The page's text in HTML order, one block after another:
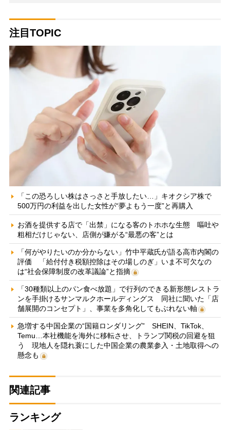
注目TOPIC
「この恐ろしい株はさっさと手放したい…」キオクシア株で
500万円の利益を出した女性が“夢よもう一度”と再購入
お酒を提供する店で「出禁」になる客のトホホな生態 嘔吐や
粗相だけじゃない、店側が嫌がる“最悪の客”とは
「何がやりたいのか分からない」竹中平蔵氏が語る高市内閣の
評価 「給付付き税額控除はその場しのぎ」いま不可欠なの
は“社会保障制度の改革議論”と指摘
「30種類以上のパン食べ放題」で行列のできる新形態レストラ
ンを手掛けるサンマルクホールディングス 同社に聞いた「店
舗展開のコンセプト」、事業を多角化してもぶれない軸
急増する中国企業の“国籍ロンダリング” SHEIN、TikTok、
Temu…本社機能を海外に移転させ、トランプ関税の回避を狙
う 現地人を隠れ蓑にした中国企業の農業参入・土地取得への
懸念も
関連記事
ランキング